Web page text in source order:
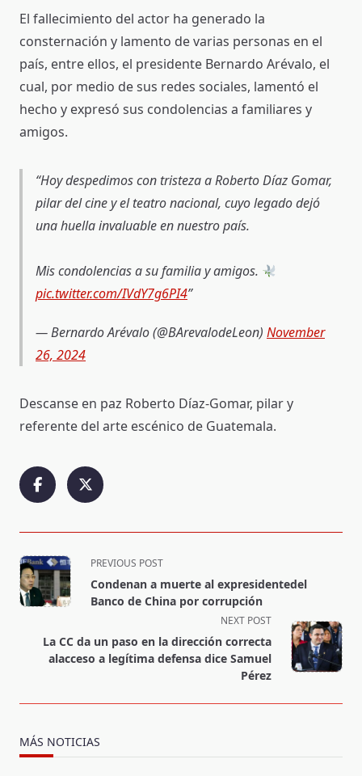
El fallecimiento del actor ha generado la
consternación y lamento de varias personas en el
país, entre ellos, el presidente Bernardo Arévalo, el
cual, por medio de sus redes sociales, lamentó el
hecho y expresó sus condolencias a familiares y
amigos.
Hoy despedimos con tristeza a Roberto Díaz Gomar,
pilar del cine y el teatro nacional, cuyo legado dejó
una huella invaluable en nuestro país.
Mis condolencias a su familia y amigos.
pic.twitter.com/IVdY7g6PI4
— Bernardo Arévalo (@BArevalodeLeon) November
26, 2024
Descanse en paz Roberto Díaz-Gomar, pilar y
referente del arte escénico de Guatemala.
<span
class="nav-
subtitle
reader-
text">Page</span>
PREVIOUS POST
Condenan a muerte al expresidentedel
Banco de China por corrupción
NEXT POST
La CC da un paso en la dirección correcta
alacceso a legítima defensa dice Samuel
Pérez
MÁS NOTICIAS